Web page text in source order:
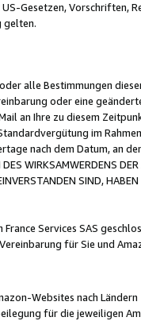
Gesetzen, Vorschriften,
gelten.
alle Bestimmungen
oder eine
an Ihre zu diesem
im
nach dem Datum, an
WIRKSAMWERDENS
SIND,
Services SAS
für Sie und
Websites nach Ländern
für die jeweiligen